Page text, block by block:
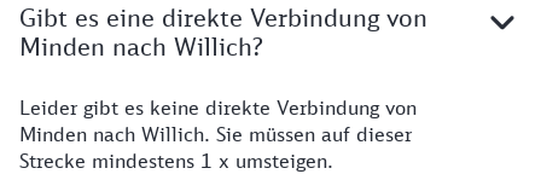
Gibt es eine direkte Verbindung von
Minden nach Willich?
Leider gibt es keine direkte Verbindung von
Minden nach Willich. Sie müssen auf dieser
Strecke mindestens 1 x umsteigen.